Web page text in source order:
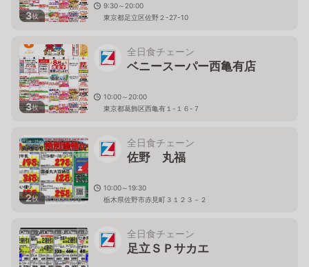
3枚
9:30～20:00
東京都足立区佐野２-27-10
3枚
全日食チェーン
ベニースーパー西亀有店
10:00～20:00
東京都葛飾区西亀有１-１６-７
2枚
全日食チェーン
佐野 丸福
10:00～19:30
栃木県佐野市赤見町３１２３－２
全日食チェーン
足立ＳＰサカエ